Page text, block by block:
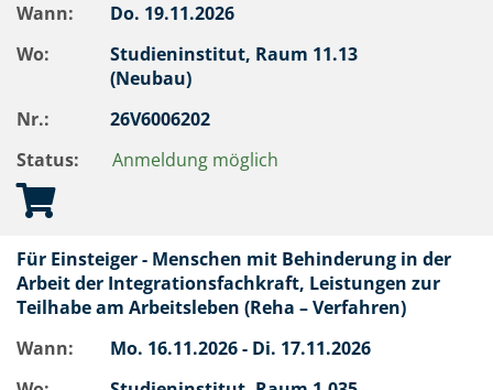
Wann:
Do. 19.11.2026
Wo:
Studieninstitut, Raum 11.13
(Neubau)
Nr.:
26V6006202
Status:
Anmeldung möglich
Für Einsteiger - Menschen mit Behinderung in der
Arbeit der Integrationsfachkraft, Leistungen zur
Teilhabe am Arbeitsleben (Reha – Verfahren)
Wann:
Mo. 16.11.2026 - Di. 17.11.2026